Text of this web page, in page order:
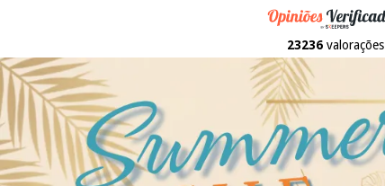
23236valorações